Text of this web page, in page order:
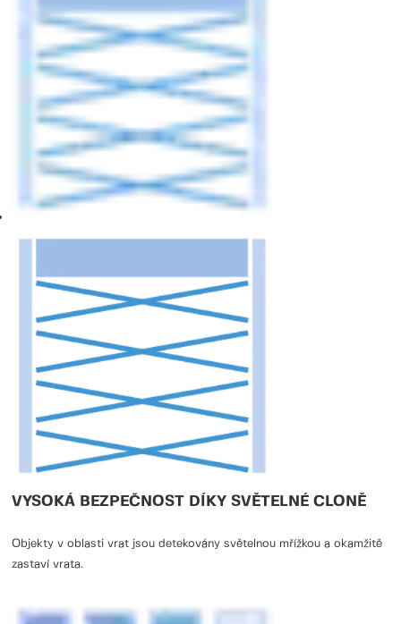
VYSOKÁ BEZPEČNOST DÍKY SVĚTELNÉ CLONĚ
Objekty v oblasti vrat jsou detekovány světelnou mřížkou a okamžitě
zastaví vrata.